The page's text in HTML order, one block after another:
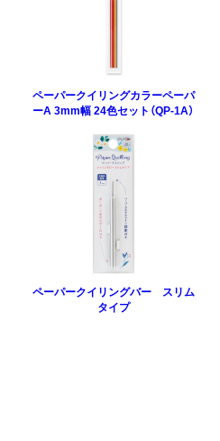
ペーパークイリングカラーペーパ
ーA 3mm幅 24色セット（QP-1A）
ペーパークイリングバー スリム
タイプ